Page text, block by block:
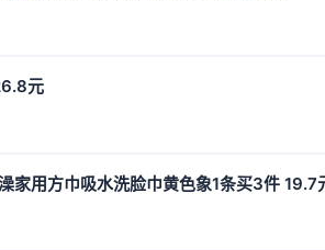
元
家用方巾吸水洗脸巾黄色象1条买3件 19.7